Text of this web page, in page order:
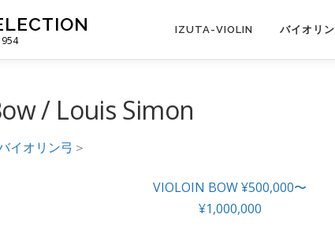
IZUTA-VIOLIN バイオリン
/ Louis Simon
イオリン弓 ＞
VIOLOIN BOW ¥500,000〜
¥1,000,000